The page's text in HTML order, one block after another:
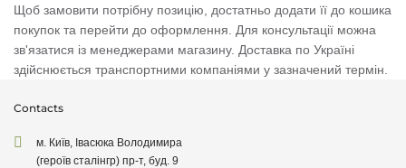
Щоб замовити потрібну позицію, достатньо додати її до кошика
покупок та перейти до оформлення. Для консультації можна
зв'язатися із менеджерами магазину. Доставка по Україні
здійснюється транспортними компаніями у зазначений термін.
Contacts
м. Київ, Івасюка Володимира
(героїв сталінгр) пр-т, буд. 9